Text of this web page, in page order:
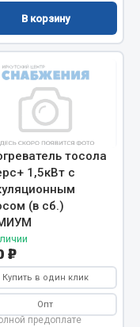
В корзину
тосола
1,5кВт с
(в сб.)
₽
Купить в один клик
Опт
предоплате